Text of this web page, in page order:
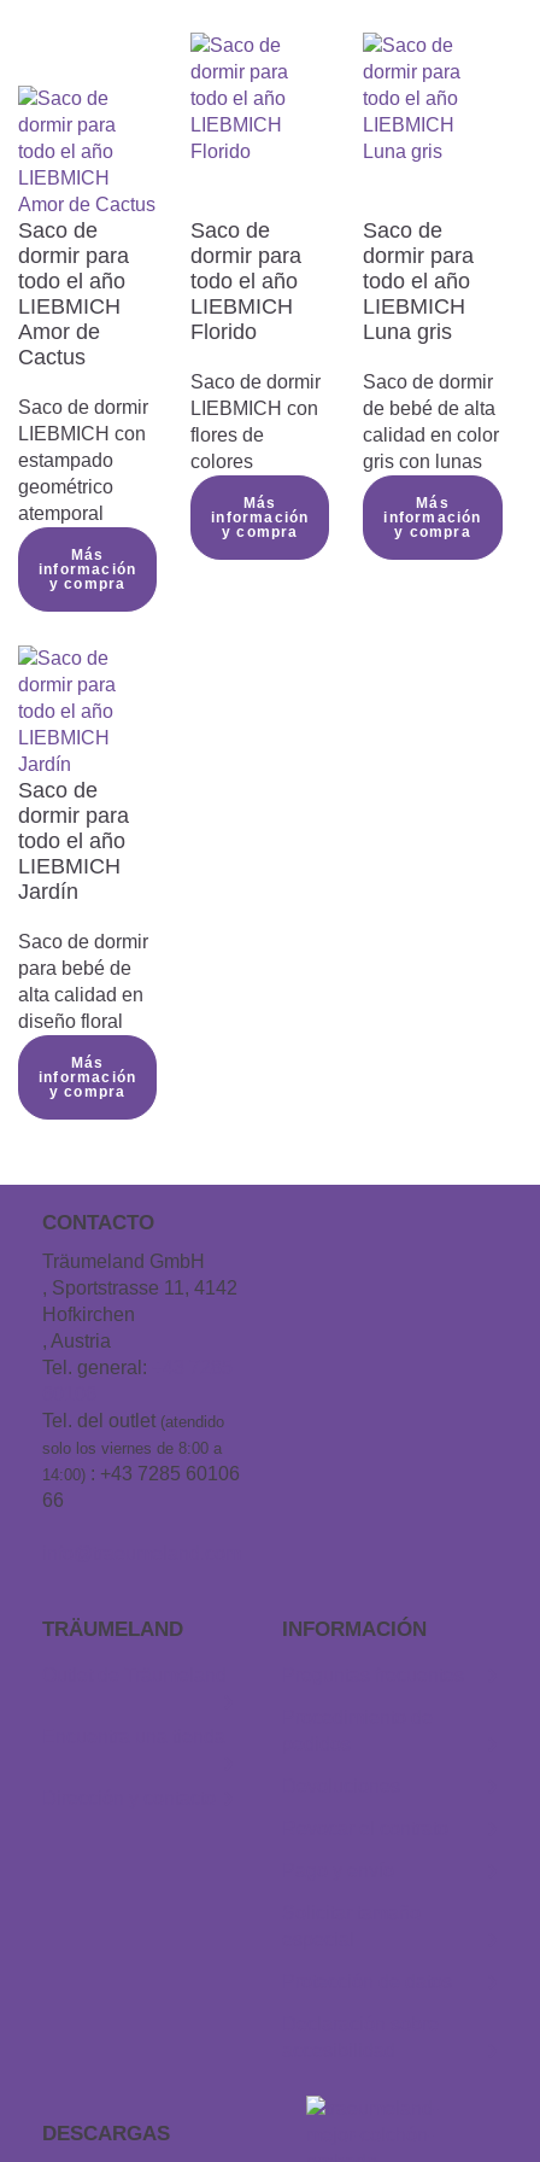
de antimonio y sustancias nocivas, y se ha
demostrado que son aptos para su uso en
cunas para bebés. Una producción
cuidadosa y una cuidadosa selección de
materiales son algo natural para nosotros.
Clima perfecto para dormir
El saco de dormir no solo es
maravillosamente acogedor, sino que
además está fabricado con materiales de
la más alta calidad. La fibra TENCEL™
utilizada en combinación con el poliéster
absorbe mucha más humedad que el
algodón y, por lo tanto, garantiza un clima
para dormir aún más seco y saludable.
También tiene un efecto regulador de la
temperatura.
Saco de
dormir para
todo el año
LIEBMICH
Amor de
Cactus
Saco de dormir
LIEBMICH con
estampado
geométrico
atemporal
Más
información
y compra
Saco de
dormir para
todo el año
LIEBMICH
Florido
Saco de dormir
LIEBMICH con
flores de
colores
Más
información
y compra
Saco de
dormir para
todo el año
LIEBMICH
Luna gris
Saco de dormir
de bebé de alta
calidad en color
gris con lunas
Más
información
y compra
Saco de
dormir para
todo el año
LIEBMICH
Jardín
Saco de dormir
para bebé de
alta calidad en
diseño floral
Más
información
y compra
CONTACTO
Träumeland GmbH
, Sportstrasse 11, 4142
Hofkirchen
, Austria
Tel. general:
Tel. del outlet (atendido
solo los viernes de 8:00 a
14:00) : +43 7285 60106
66
TRÄUMELAND INFORMACIÓN
DESCARGAS